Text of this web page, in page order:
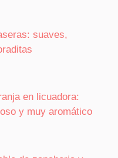
suaves,
en licuadora:
y muy aromático